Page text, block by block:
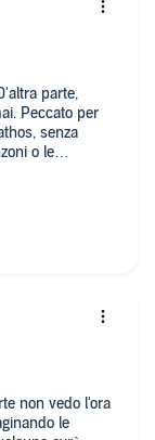
parte,
Peccato per
senza
o le
monotona e
leggere non è
non vedo l'ora
le